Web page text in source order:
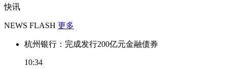
快讯
NEWS FLASH 更多
杭州银行：完成发行200亿元金融债券
10:34